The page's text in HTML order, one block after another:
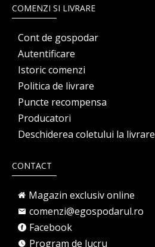
COMENZI SI LIVRARE
Cont de gospodar
Autentificare
Istoric comenzi
Politica de livrare
Puncte recompensa
Producatori
Deschiderea coletului la livrare
CONTACT
Magazin exclusiv online
comenzi@egospodarul.ro
Facebook
Program de lucru